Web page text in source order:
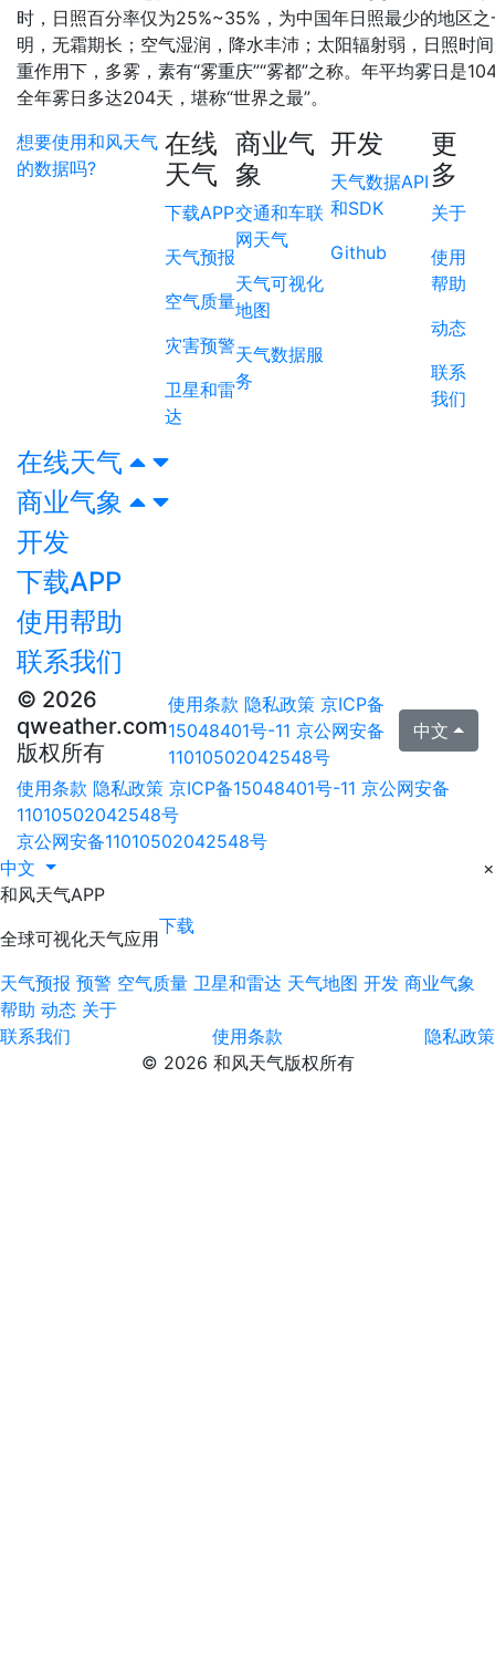
时，日照百分率仅为25%~35%，为中国年日照最少的地区
明，无霜期长；空气湿润，降水丰沛；太阳辐射弱，日照时
重作用下，多雾，素有“雾重庆”“雾都”之称。年平均雾日是
全年雾日多达204天，堪称“世界之最”。
想要使用和风天气
的数据吗?
在线
天气
下载APP
天气预报
空气质量
灾害预警
卫星和雷
达
商业气
象
交通和车联
网天气
天气可视化
地图
天气数据服
务
开发
天气数据API
和SDK
Github
更
多
关于
使用
帮助
动态
联系
我们
在线天气
商业气象
开发
下载APP
使用帮助
联系我们
© 2026
qweather.com
版权所有
使用条款 隐私政策 京ICP备
15048401号-11 京公网安备
11010502042548号
中文
使用条款 隐私政策 京ICP备15048401号-11 京公网安备
11010502042548号
京公网安备11010502042548号
中文
×
和风天气APP
全球可视化天气应用
下载
天气预报 预警 空气质量 卫星和雷达 天气地图 开发 商业气象
帮助 动态 关于
联系我们
使用条款
隐私政策
© 2026 和风天气版权所有